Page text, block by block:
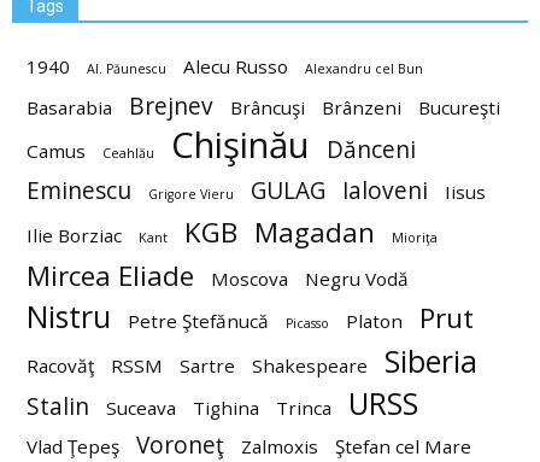
Tags
1940 Al. Păunescu Alecu Russo Alexandru cel Bun
Basarabia Brejnev Brâncuşi Brânzeni
Bucureşti
Camus
Ceahlău Chişinău
Dănceni
Eminescu
Grigore Vieru GULAG Ialoveni
Iisus
Ilie Borziac
Kant KGB Magadan Mioriţa
Mircea Eliade Moscova Negru Vodă
Nistru Petre Ştefănucă Picasso Platon Prut
Racovăţ RSSM Sartre Shakespeare Siberia
Stalin Suceava Tighina Trinca URSS
Vlad Ţepeş Voroneţ Zalmoxis Ştefan cel Mare